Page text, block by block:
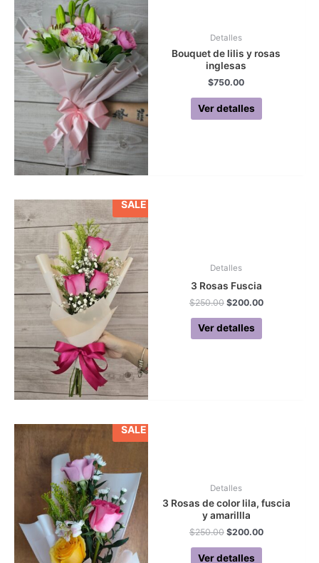
Detalles
Bouquet de lilis y rosas
inglesas
$750.00
Ver detalles
SALE
Detalles
3 Rosas Fuscia
$250.00 Original
was:
$250.00.
$200.00Current
Ver detalles
SALE
Detalles
3 Rosas de color lila, fuscia
y amarillla
$250.00 Original
was:
$200.00Current
Ver detalles